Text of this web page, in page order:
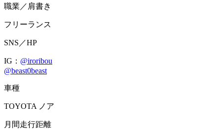
職業／肩書き
フリーランス
SNS／HP
IG： @iroribou
@beast0beast
車種
TOYOTA ノア
月間走行距離